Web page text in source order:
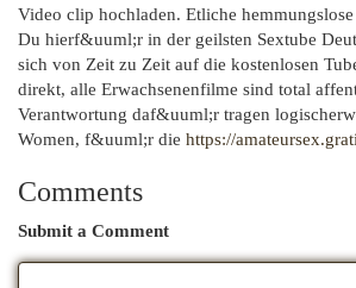
Video clip hochladen. Etliche
Du hierf&uuml;r in der geilsten Sextube
sich von Zeit zu Zeit auf die kostenlosen
direkt, alle Erwachsenenfilme sind total
Verantwortung daf&uuml;r tragen
Women, f&uuml;r die https://
Comments
Submit a Comment